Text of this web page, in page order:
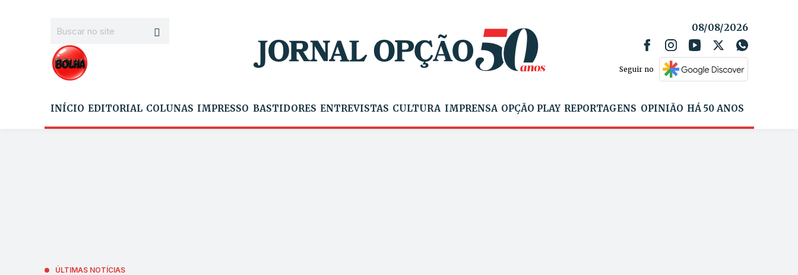
08/08/2026
Seguir no
INÍCIO EDITORIAL COLUNAS IMPRESSO BASTIDORES ENTREVISTAS CULTURA IMPRENSA OPÇÃO PLAY REPORTAGENS OPINIÃO HÁ 50 ANOS
ÚLTIMAS NOTÍCIAS